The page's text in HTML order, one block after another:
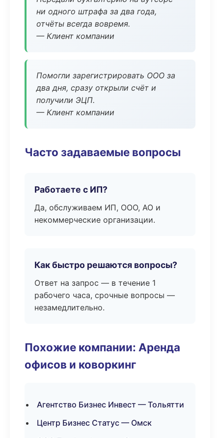
ни одного штрафа за два года,
отчёты всегда вовремя.
— Клиент компании
Помогли зарегистрировать ООО за
два дня, сразу открыли счёт и
получили ЭЦП.
— Клиент компании
Часто задаваемые вопросы
Работаете с ИП?
Да, обслуживаем ИП, ООО, АО и
некоммерческие организации.
Как быстро решаются вопросы?
Ответ на запрос — в течение 1
рабочего часа, срочные вопросы —
незамедлительно.
Похожие компании: Аренда
офисов и коворкинг
Агентство Бизнес Инвест — Тольятти
Центр Бизнес Статус — Омск